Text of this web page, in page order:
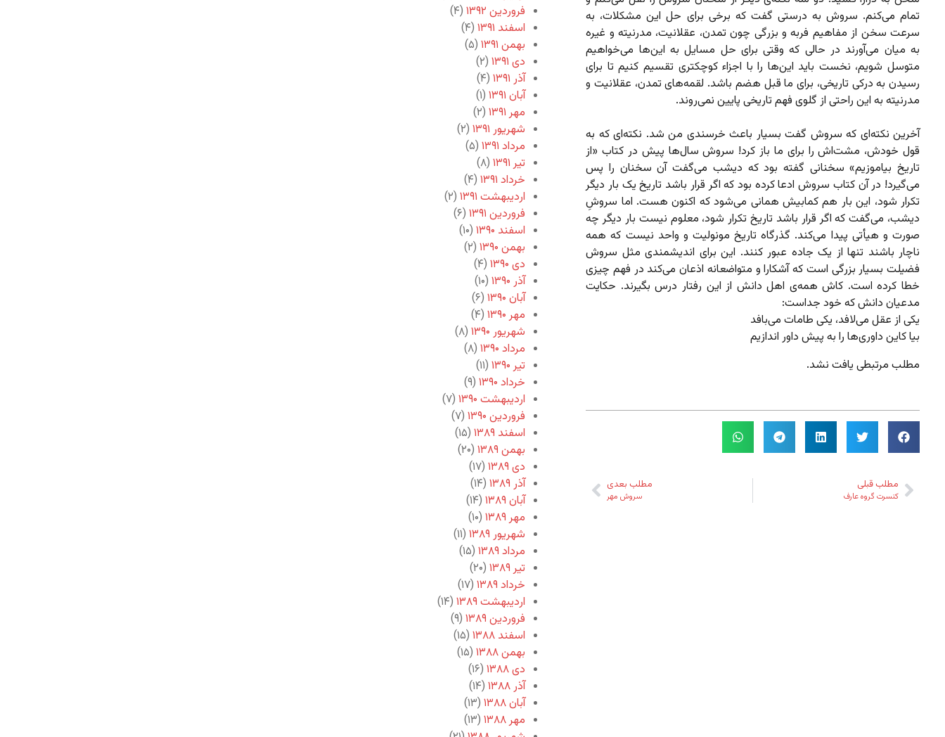
تمام می‌کنم. سروش به درستی گفت که برخی برای حل این مشکلات، به
سرعت سخن از مفاهیم فربه و بزرگی چون تمدن، عقلانیت، مدرنیته و غیره
به میان می‌آورند در حالی که وقتی برای حل مسایل به این‌ها می‌خواهیم
متوسل شویم، نخست باید این‌ها را با اجزاء کوچکتری تقسیم کنیم تا برای
رسیدن به درکی تاریخی، برای ما قبل هضم باشد. لقمه‌های تمدن، عقلانیت و
مدرنیته به این راحتی از گلوی فهم تاریخی پایین نمی‌روند.
آخرین نکته‌ای که سروش گفت بسیار باعث خرسندی من شد. نکته‌ای که به
قول خودش، مشت‌اش را برای ما باز کرد! سروش سال‌ها پیش در کتاب «از
تاریخ بیاموزیم» سخنانی گفته‌ بود که دیشب می‌گفت آن سخنان را پس
می‌گیرد! در آن کتاب سروش ادعا کرده بود که اگر قرار باشد تاریخ یک بار دیگر
تکرار شود، این بار هم کمابیش همانی می‌شود که اکنون هست. اما سروشِ
دیشب، می‌گفت که اگر قرار باشد تاریخ تکرار شود، معلوم نیست بار دیگر چه
صورت و هیأتی پیدا می‌کند. گذرگاه تاریخ مونولیت و واحد نیست که همه
ناچار باشند تنها از یک جاده عبور کنند. این برای اندیشمندی مثل سروش
فضیلت بسیار بزرگی است که آشکارا و متواضعانه اذعان می‌کند در فهم چیزی
خطا کرده است. کاش همه‌ی اهل دانش از این رفتار درس بگیرند. حکایت
مدعیان دانش که خود جداست:
یکی از عقل می‌لافد، یکی طامات می‌بافد
بیا کاین داوری‌ها را به پیش داور اندازیم
مطلب مرتبطی یافت نشد.
مطلب قبلی
کنسرت گروه عارف
مطلب بعدی
سروش مهر
فروردین ۱۳۹۲
(۴)
اسفند ۱۳۹۱
(۴)
بهمن ۱۳۹۱
(۵)
دی ۱۳۹۱
(۲)
آذر ۱۳۹۱
(۴)
آبان ۱۳۹۱
(۱)
مهر ۱۳۹۱
(۲)
شهریور ۱۳۹۱
(۲)
مرداد ۱۳۹۱
(۵)
تیر ۱۳۹۱
(۸)
خرداد ۱۳۹۱
(۴)
اردیبهشت ۱۳۹۱
(۲)
فروردین ۱۳۹۱
(۶)
اسفند ۱۳۹۰
(۱۰)
بهمن ۱۳۹۰
(۲)
دی ۱۳۹۰
(۴)
آذر ۱۳۹۰
(۱۰)
آبان ۱۳۹۰
(۶)
مهر ۱۳۹۰
(۴)
شهریور ۱۳۹۰
(۸)
مرداد ۱۳۹۰
(۸)
تیر ۱۳۹۰
(۱۱)
خرداد ۱۳۹۰
(۹)
اردیبهشت ۱۳۹۰
(۷)
فروردین ۱۳۹۰
(۷)
اسفند ۱۳۸۹
(۱۵)
بهمن ۱۳۸۹
(۲۰)
دی ۱۳۸۹
(۱۷)
آذر ۱۳۸۹
(۱۴)
آبان ۱۳۸۹
(۱۴)
مهر ۱۳۸۹
(۱۰)
شهریور ۱۳۸۹
(۱۱)
مرداد ۱۳۸۹
(۱۵)
تیر ۱۳۸۹
(۲۰)
خرداد ۱۳۸۹
(۱۷)
اردیبهشت ۱۳۸۹
(۱۴)
فروردین ۱۳۸۹
(۹)
اسفند ۱۳۸۸
(۱۵)
بهمن ۱۳۸۸
(۱۵)
دی ۱۳۸۸
(۱۶)
آذر ۱۳۸۸
(۱۴)
آبان ۱۳۸۸
(۱۳)
مهر ۱۳۸۸
(۱۳)